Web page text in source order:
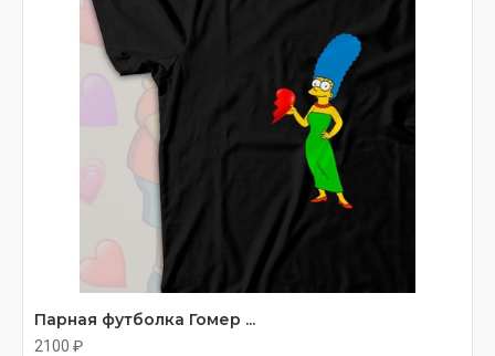
Парная футболка Гомер ...
2100 ₽